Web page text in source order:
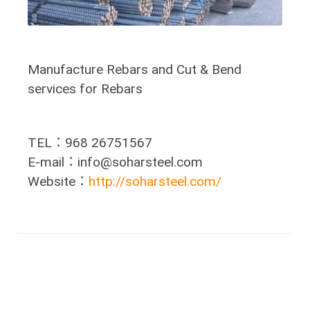
Manufacture Rebars and Cut & Bend
services for Rebars
TEL：968 26751567
E-mail：info@soharsteel.com
Website： http://soharsteel.com/